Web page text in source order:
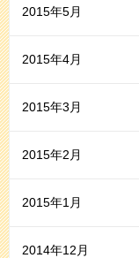
2015年5月
2015年4月
2015年3月
2015年2月
2015年1月
2014年12月